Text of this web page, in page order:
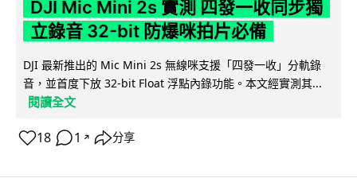
DJI Mic Mini 2s 實測 四發一收同步獨
立錄音 32-bit 防爆咪拍片必備
DJI 最新推出的 Mic Mini 2s 無線咪支援「四發一收」分軌錄
音，並首度下放 32-bit Float 浮點內錄功能。本文經實測其...
閱讀全文
18 1 ↗ 分享